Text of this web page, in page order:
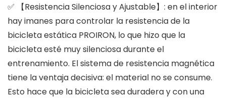
✅ 【Resistencia Silenciosa y Ajustable】: en el interior
hay imanes para controlar la resistencia de la
bicicleta estática PROIRON, lo que hizo que la
bicicleta esté muy silenciosa durante el
entrenamiento. El sistema de resistencia magnética
tiene la ventaja decisiva: el material no se consume.
Esto hace que la bicicleta sea duradera y con una